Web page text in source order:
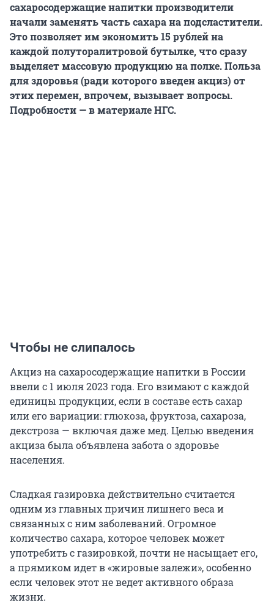
сахаросодержащие напитки производители
начали заменять часть сахара на подсластители.
Это позволяет им экономить 15 рублей на
каждой полуторалитровой бутылке, что сразу
выделяет массовую продукцию на полке. Польза
для здоровья (ради которого введен акциз) от
этих перемен, впрочем, вызывает вопросы.
Подробности — в материале НГС.
Чтобы не слипалось
Акциз на сахаросодержащие напитки в России
ввели с 1 июля 2023 года. Его взимают с каждой
единицы продукции, если в составе есть сахар
или его вариации: глюкоза, фруктоза, сахароза,
декстроза — включая даже мед. Целью введения
акциза была объявлена забота о здоровье
населения.
Сладкая газировка действительно считается
одним из главных причин лишнего веса и
связанных с ним заболеваний. Огромное
количество сахара, которое человек может
употребить с газировкой, почти не насыщает его,
а прямиком идет в «жировые залежи», особенно
если человек этот не ведет активного образа
жизни.